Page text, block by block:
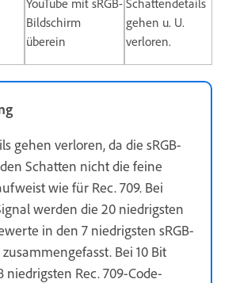
YouTube mit sRGB-
Bildschirm
überein
Schattendetails
gehen u. U.
verloren.
gehen verloren, da die sRGB-
Schatten nicht die feine
wie für Rec. 709. Bei
werden die 20 niedrigsten
in den 7 niedrigsten sRGB-
Bei 10 Bit
niedrigsten Rec. 709-Code-